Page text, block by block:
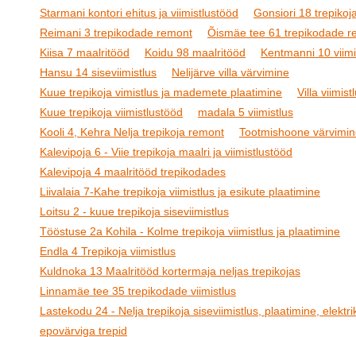
Starmani kontori ehitus ja viimistlustööd
Gonsiori 18
Reimani 3 trepikodade remont
Õismäe tee 61 trepikodade
Kiisa 7 maalritööd
Koidu 98 maalritööd
Kentmanni 10
Hansu 14 siseviimistlus
Nelijärve villa värvimine
Kuue trepikoja vimistlus ja mademete plaatimine
Villa
Kuue trepikoja viimistlustööd
madala 5 viimistlus
Kooli 4, Kehra Nelja trepikoja remont
Tootmishoone
Kalevipoja 6 - Viie trepikoja maalri ja viimistlustööd
Kalevipoja 4 maalritööd trepikodades
Liivalaia 7-Kahe trepikoja viimistlus ja esikute plaatimine
Loitsu 2 - kuue trepikoja siseviimistlus
Tööstuse 2a Kohila - Kolme trepikoja viimistlus ja plaatimine
Endla 4 Trepikoja viimistlus
Kuldnoka 13 Maalritööd kortermaja neljas trepikojas
Linnamäe tee 35 trepikodade viimistlus
Lastekodu 24 - Nelja trepikoja siseviimistlus, plaatimine,
epovärviga trepid